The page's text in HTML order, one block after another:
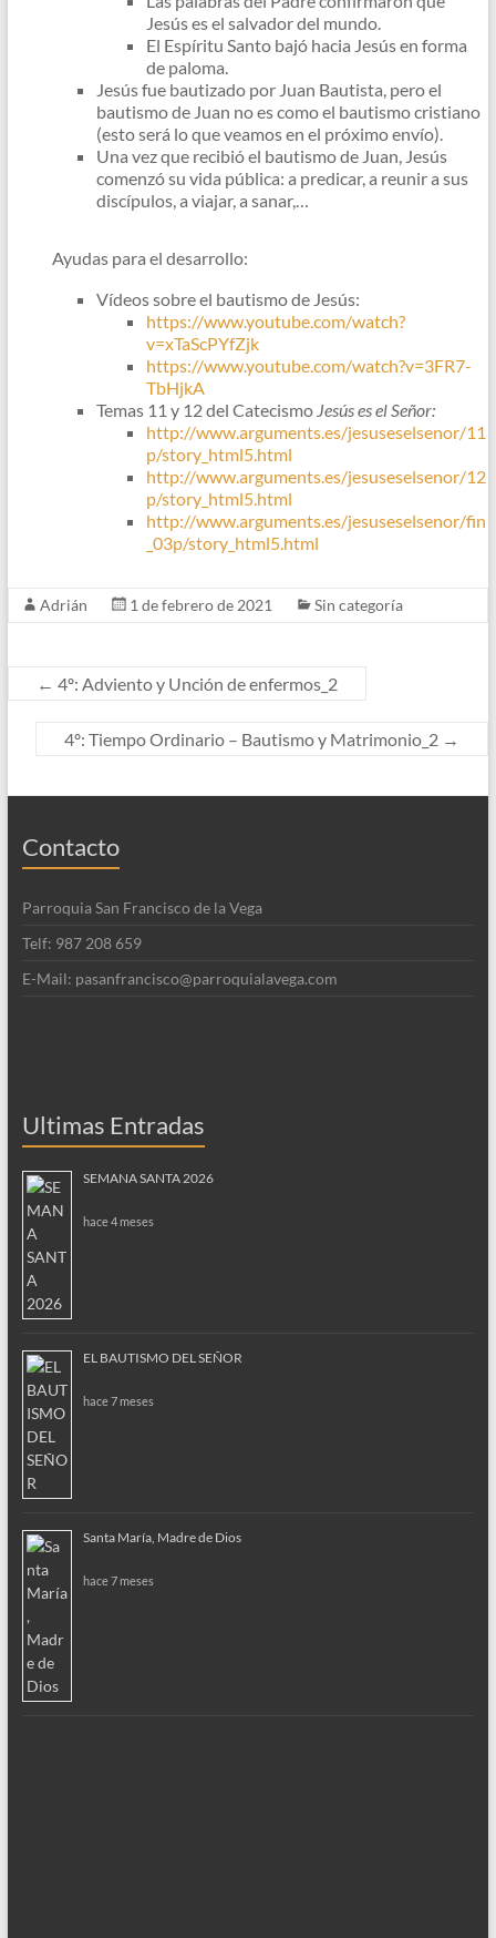
Jesús es el salvador del mundo.
El Espíritu Santo bajó hacia Jesús en forma
de paloma.
Jesús fue bautizado por Juan Bautista, pero el
bautismo de Juan no es como el bautismo cristiano
(esto será lo que veamos en el próximo envío).
Una vez que recibió el bautismo de Juan, Jesús
comenzó su vida pública: a predicar, a reunir a sus
discípulos, a viajar, a sanar,…
Ayudas para el desarrollo:
Vídeos sobre el bautismo de Jesús:
https://www.youtube.com/watch?
v=xTaScPYfZjk
https://www.youtube.com/watch?v=3FR7-
TbHjkA
Temas 11 y 12 del Catecismo Jesús es el Señor:
http://www.arguments.es/jesuseselsenor/11
p/story_html5.html
http://www.arguments.es/jesuseselsenor/12
p/story_html5.html
http://www.arguments.es/jesuseselsenor/fin
_03p/story_html5.html
Adrián 1 de febrero de 2021 Sin categoría
← 4º: Adviento y Unción de enfermos_2
4º: Tiempo Ordinario – Bautismo y Matrimonio_2 →
Contacto
Parroquia San Francisco de la Vega
Telf: 987 208 659
E-Mail: pasanfrancisco@parroquialavega.com
Ultimas Entradas
SEMANA SANTA 2026
hace 4 meses
EL BAUTISMO DEL SEÑOR
hace 7 meses
Santa María, Madre de Dios
hace 7 meses